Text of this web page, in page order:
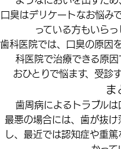
口臭はデリケートなお悩み
っている方もいらっ
歯科医院では、口臭の原因
科医院で治療できる原因
おひとりで悩ます、受診
ま
歯周病によるトラブルは
最悪の場合には、歯が抜
し、最近では認知症や重